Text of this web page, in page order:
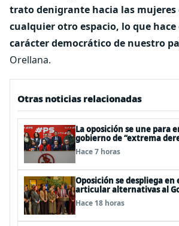
trato denigrante hacia las mujeres
cualquier otro espacio, lo que
carácter democrático de nuestro
Orellana.
Otras noticias relacionadas
La oposición se une para
gobierno de “extrema
Hace 7 horas
Oposición se despliega en
articular alternativas al
Hace 18 horas